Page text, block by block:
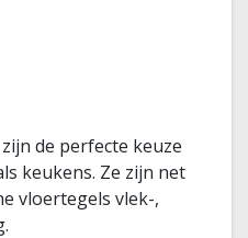
de perfecte keuze
keukens. Ze zijn net
vloertegels vlek-,